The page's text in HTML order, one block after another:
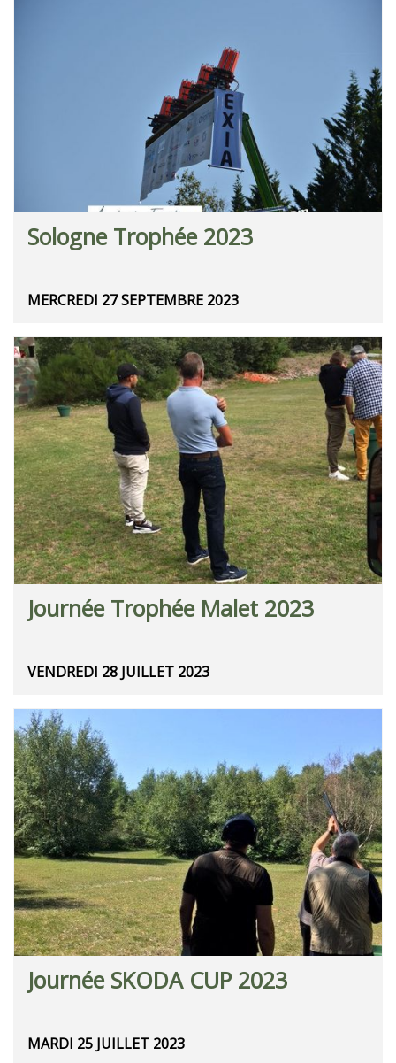
Sologne Trophée 2023
MERCREDI 27 SEPTEMBRE 2023
Journée Trophée Malet 2023
VENDREDI 28 JUILLET 2023
Journée SKODA CUP 2023
MARDI 25 JUILLET 2023